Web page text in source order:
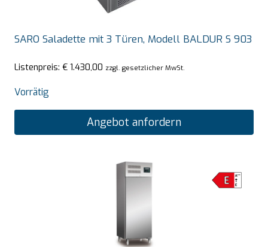
SARO Saladette mit 3 Türen, Modell BALDUR S 903
Listenpreis: € 1.430,00 zzgl. gesetzlicher MwSt.
Vorrätig
Angebot anfordern